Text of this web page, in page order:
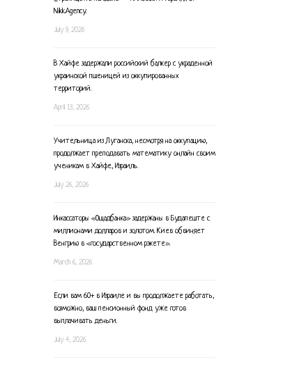
Nikk.Agency.
July 9, 2026
В Хайфе задержали российский балкер с украденной
украинской пшеницей из оккупированных
территорий.
April 13, 2026
Учительница из Луганска, несмотря на оккупацию,
продолжает преподавать математику онлайн своим
ученикам в Хайфе, Израиль.
July 26, 2026
Инкассаторы «Ощадбанка» задержаны в Будапеште с
миллионами долларов и золотом. Киев обвиняет
Венгрию в «государственном рэкете».
March 6, 2026
Если вам 60+ в Израиле и вы продолжаете работать,
возможно, ваш пенсионный фонд уже готов
выплачивать деньги.
July 4, 2026